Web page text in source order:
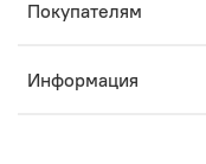
Покупателям
Информация